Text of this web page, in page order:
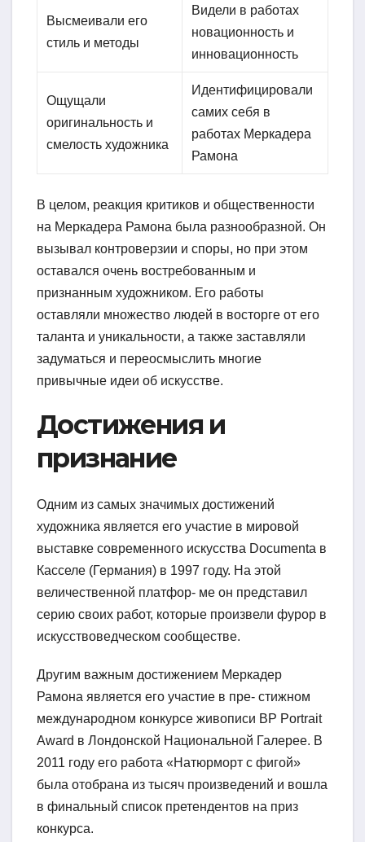
Высмеивали его
стиль и методы
Видели в работах
новационность и
инновационность
Ощущали
оригинальность и
смелость художника
Идентифицировали
самих себя в
работах Меркадера
Рамона
В целом, реакция критиков и общественности
на Меркадера Рамона была разнообразной. Он
вызывал контроверзии и споры, но при этом
оставался очень востребованным и
признанным художником. Его работы
оставляли множество людей в восторге от его
таланта и уникальности, а также заставляли
задуматься и переосмыслить многие
привычные идеи об искусстве.
Достижения и
признание
Одним из самых значимых достижений
художника является его участие в мировой
выставке современного искусства Documenta в
Касселе (Германия) в 1997 году. На этой
величественной платфор- ме он представил
серию своих работ, которые произвели фурор в
искусствоведческом сообществе.
Другим важным достижением Меркадер
Рамона является его участие в пре- стижном
международном конкурсе живописи BP Portrait
Award в Лондонской Национальной Галерее. В
2011 году его работа «Натюрморт с фигой»
была отобрана из тысяч произведений и вошла
в финальный список претендентов на приз
конкурса.